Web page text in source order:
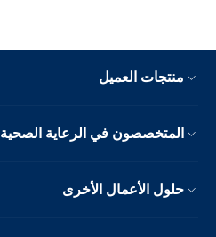
منتجات العميل
المتخصصون في الرعاية الصحية
حلول الأعمال الأخرى